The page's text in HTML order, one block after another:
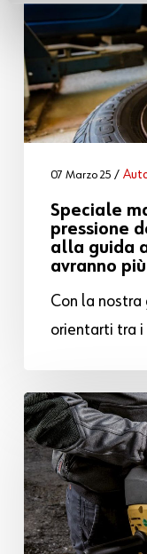
07 Marzo 25
Speciale
pressione
alla guida
avranno
Con la
orientarti tra